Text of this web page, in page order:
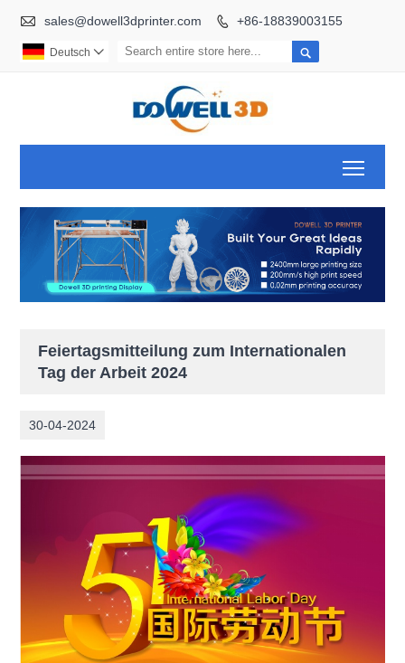
 sales@dowell3dprinter.com  +86-18839003155

Deutsch 
Feiertagsmitteilung zum Internationalen
Tag der Arbeit 2024
30-04-2024